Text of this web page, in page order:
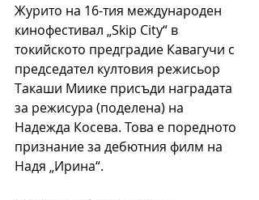
Журито на 16-тия международен
кинофестивал „Skip City“ в
токийското предградие Кавагучи с
председател култовия режисьор
Такаши Миике присъди наградата
за режисура (поделена) на
Надежда Косева. Това е поредното
признание за дебютния филм на
Надя „Ирина“.